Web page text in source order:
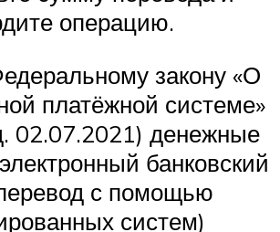
операцию.
закону «О
платёжной системе»
02.07.2021) денежные
банковский
с помощью
систем)